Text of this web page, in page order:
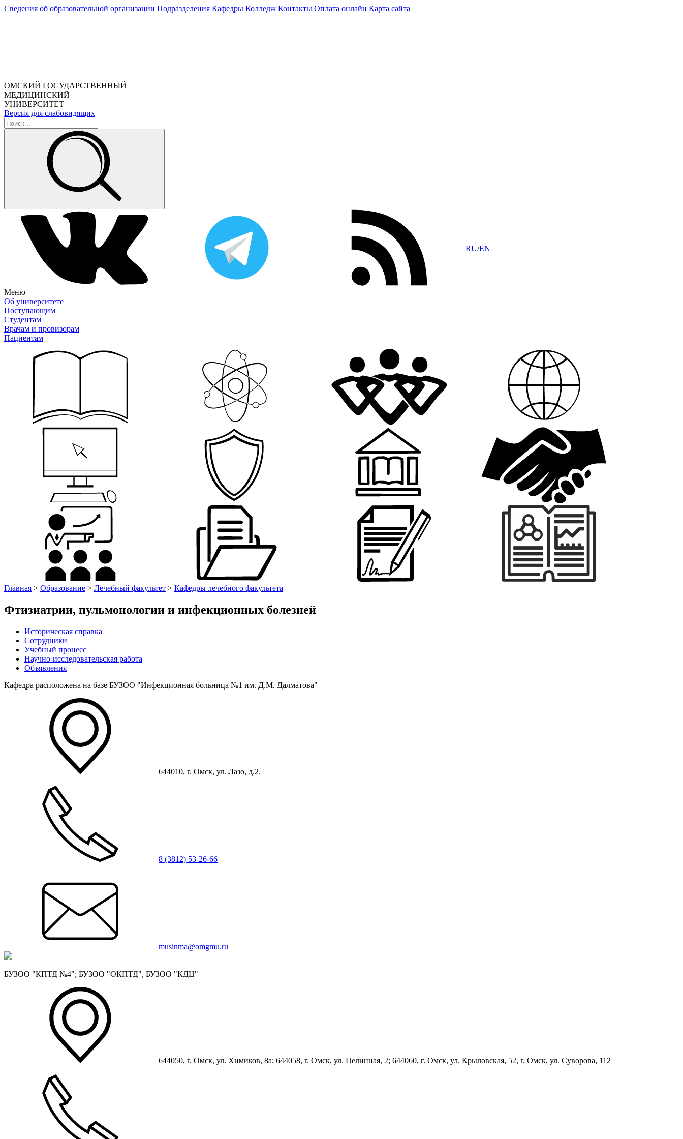
Сведения об образовательной организации Подразделения Кафедры Колледж Контакты Оплата онлайн Карта сайта
ОМСКИЙ ГОСУДАРСТВЕННЫЙ
МЕДИЦИНСКИЙ
УНИВЕРСИТЕТ
Версия для слабовидящих
RU/EN
Меню
Об университете
Поступающим
Студентам
Врачам и провизорам
Пациентам
Главная > Образование > Лечебный факультет > Кафедры лечебного факультета
Фтизиатрии, пульмонологии и инфекционных болезней
Историческая справка
Сотрудники
Учебный процесс
Научно-исследовательская работа
Объявления
Кафедра расположена на базе БУЗОО "Инфекционная больница №1 им. Д.М. Далматова"
644010, г. Омск, ул. Лазо, д.2.
8 (3812) 53-26-66
musinma@omgmu.ru
БУЗОО "КПТД №4"; БУЗОО "ОКПТД", БУЗОО "КДЦ"
644050, г. Омск, ул. Химиков, 8а; 644058, г. Омск, ул. Целинная, 2; 644060, г. Омск, ул. Крыловская, 52, г. Омск, ул. Суворова, 112